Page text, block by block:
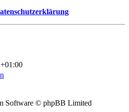
Software © phpBB Limited